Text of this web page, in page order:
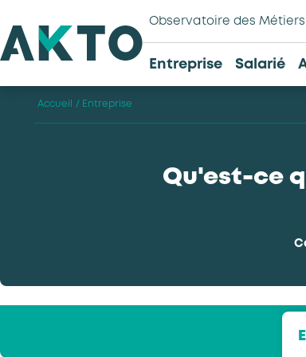
Observatoire des Métiers
Entreprise Salarié
Accueil / Entreprise
Qu'est-ce